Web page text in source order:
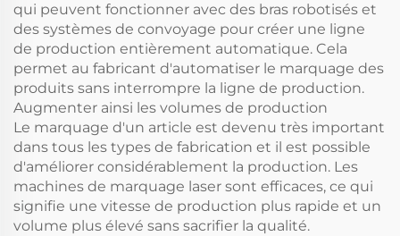
qui peuvent fonctionner avec des bras robotisés et
des systèmes de convoyage pour créer une ligne
de production entièrement automatique. Cela
permet au fabricant d'automatiser le marquage des
produits sans interrompre la ligne de production.
Augmenter ainsi les volumes de production
Le marquage d'un article est devenu très important
dans tous les types de fabrication et il est possible
d'améliorer considérablement la production. Les
machines de marquage laser sont efficaces, ce qui
signifie une vitesse de production plus rapide et un
volume plus élevé sans sacrifier la qualité.